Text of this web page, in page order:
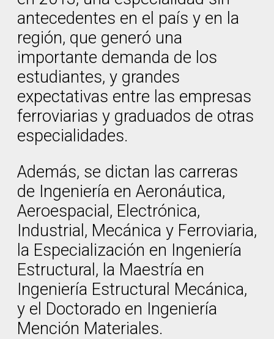
antecedentes en el país y en la
región, que generó una
importante demanda de los
estudiantes, y grandes
expectativas entre las empresas
ferroviarias y graduados de otras
especialidades.
Además, se dictan las carreras
de Ingeniería en Aeronáutica,
Aeroespacial, Electrónica,
Industrial, Mecánica y Ferroviaria,
la Especialización en Ingeniería
Estructural, la Maestría en
Ingeniería Estructural Mecánica,
y el Doctorado en Ingeniería
Mención Materiales.